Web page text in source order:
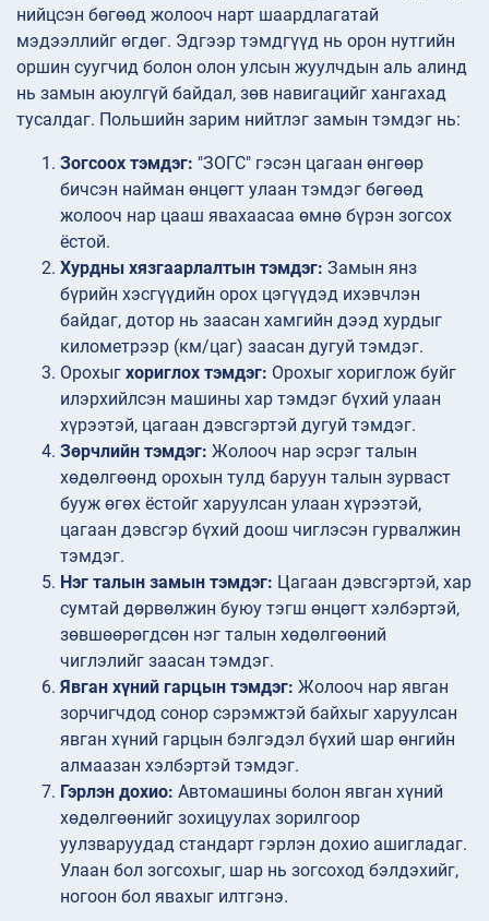
нийцсэн бөгөөд жолооч нарт шаардлагатай
мэдээллийг өгдөг. Эдгээр тэмдгүүд нь орон нутгийн
оршин суугчид болон олон улсын жуулчдын аль алинд
нь замын аюулгүй байдал, зөв навигацийг хангахад
тусалдаг. Польшийн зарим нийтлэг замын тэмдэг нь:
Зогсоох тэмдэг: "ЗОГС" гэсэн цагаан өнгөөр
бичсэн найман өнцөгт улаан тэмдэг бөгөөд
жолооч нар цааш явахаасаа өмнө бүрэн зогсох
ёстой.
Хурдны хязгаарлалтын тэмдэг: Замын янз
бүрийн хэсгүүдийн орох цэгүүдэд ихэвчлэн
байдаг, дотор нь заасан хамгийн дээд хурдыг
километрээр (км/цаг) заасан дугуй тэмдэг.
Орохыг хориглох тэмдэг: Орохыг хориглож буйг
илэрхийлсэн машины хар тэмдэг бүхий улаан
хүрээтэй, цагаан дэвсгэртэй дугуй тэмдэг.
Зөрчлийн тэмдэг: Жолооч нар эсрэг талын
хөдөлгөөнд орохын тулд баруун талын зурваст
бууж өгөх ёстойг харуулсан улаан хүрээтэй,
цагаан дэвсгэр бүхий доош чиглэсэн гурвалжин
тэмдэг.
Нэг талын замын тэмдэг: Цагаан дэвсгэртэй, хар
сумтай дөрвөлжин буюу тэгш өнцөгт хэлбэртэй,
зөвшөөрөгдсөн нэг талын хөдөлгөөний
чиглэлийг заасан тэмдэг.
Явган хүний гарцын тэмдэг: Жолооч нар явган
зорчигчдод сонор сэрэмжтэй байхыг харуулсан
явган хүний гарцын бэлгэдэл бүхий шар өнгийн
алмаазан хэлбэртэй тэмдэг.
Гэрлэн дохио: Автомашины болон явган хүний
хөдөлгөөнийг зохицуулах зорилгоор
уулзваруудад стандарт гэрлэн дохио ашигладаг.
Улаан бол зогсохыг, шар нь зогсоход бэлдэхийг,
ногоон бол явахыг илтгэнэ.